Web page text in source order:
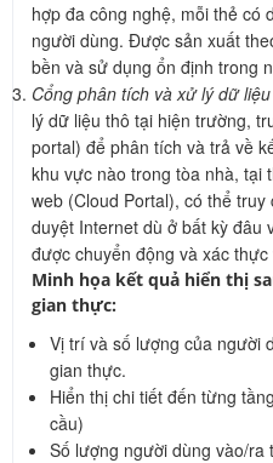
hợp đa công nghệ, mỗi thẻ có
người dùng. Được sản xuất
bền và sử dụng ổn định trong
Cổng phân tích và xử lý dữ
lý dữ liệu thô tại hiện trường,
portal) để phân tích và trả về
khu vực nào trong tòa nhà, tại
web (Cloud Portal), có thể
duyệt Internet dù ở bất kỳ đâu
được chuyển động và xác
Minh họa kết quả hiển thị
gian thực:
Vị trí và số lượng của người
gian thực.
Hiển thị chi tiết đến từng
cầu)
Số lượng người dùng vào/ra